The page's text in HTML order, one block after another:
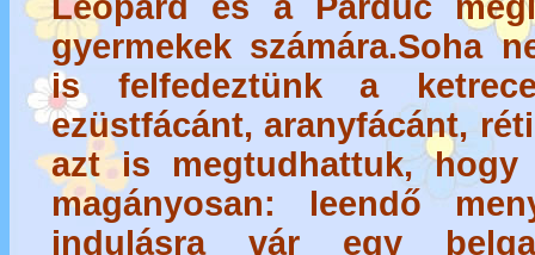
gyermekek számára.Soha
is felfedeztünk a
ezüstfácánt, aranyfácánt,
azt is megtudhattuk, hogy
magányosan: leendő
indulásra vár egy